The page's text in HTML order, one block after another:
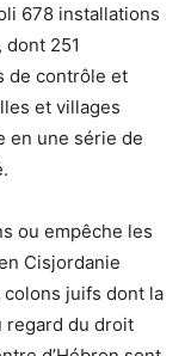
678 installations
251
de contrôle et
et villages
en une série de
ou empêche les
Cisjordanie
juifs dont la
regard du droit